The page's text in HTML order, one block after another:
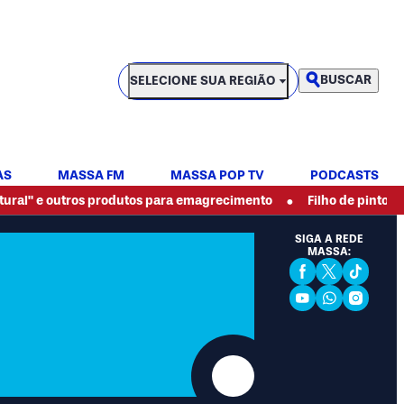
SELECIONE SUA REGIÃO
SELECIONE SUA REGIÃO BUSCAR
MASSA FM MASSA POP TV
PODCASTS
produtos para emagrecimento • Filho de pintor espancado
SIGA A REDE
MASSA:
Facebook Social
TwitterTiktok